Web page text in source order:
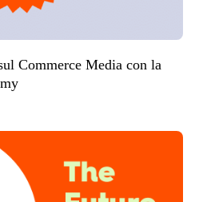
Commerce Media con la